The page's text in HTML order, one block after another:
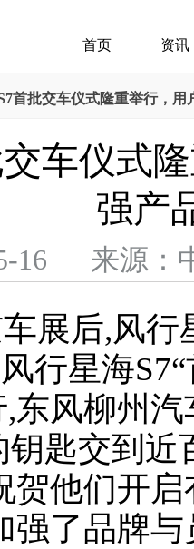
首页 资讯
首批交车仪式隆重举行，
车仪式
强产
16 来源：
展后,风行
行星海
东风柳州
钥匙交到
贺他们开
强了品牌